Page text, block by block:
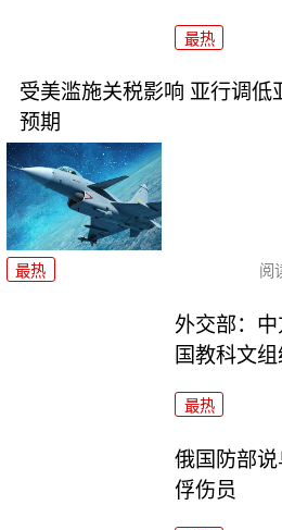
最热
受美滥施关税影响 亚行调低
预期
最热 阅
外交部：
国教科文
最热
俄国防部
俘伤员